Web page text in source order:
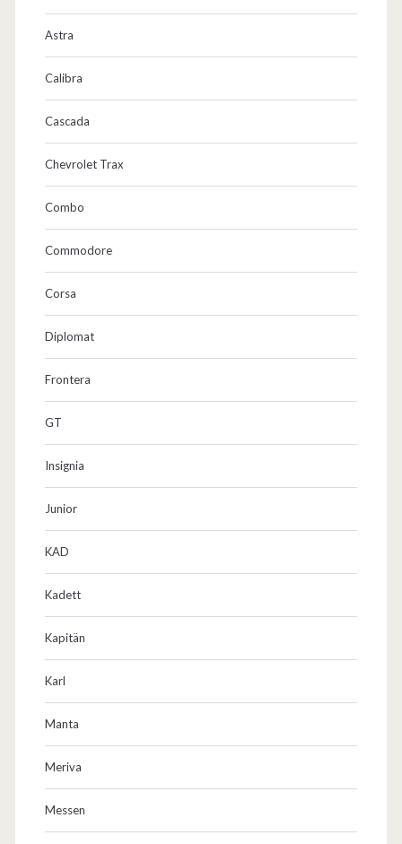
/
f
a
g
Astra
Calibra
Cascada
Chevrolet Trax
Combo
Commodore
Corsa
Diplomat
Frontera
GT
Insignia
Junior
KAD
Kadett
Kapitän
Karl
Manta
Meriva
Messen